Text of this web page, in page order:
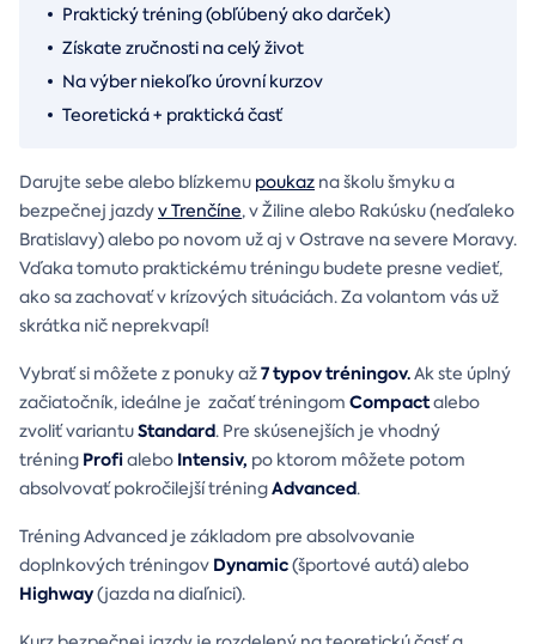
Praktický tréning (obľúbený ako darček)
Získate zručnosti na celý život
Na výber niekoľko úrovní kurzov
Teoretická + praktická časť
Darujte sebe alebo blízkemu poukaz na školu šmyku a
bezpečnej jazdyv Trenčíne, v Žiline alebo Rakúsku (neďaleko
Bratislavy) alebo po novom už aj v Ostrave na severe Moravy.
Vďaka tomuto praktickému tréningu budete presne vedieť,
ako sa zachovať v krízových situáciách. Za volantom vás už
skrátka nič neprekvapí!
Vybrať si môžete z ponuky až7 typov tréningov.Ak ste úplný
začiatočník, ideálne je začať tréningom Compactalebo
zvoliť variantuStandard. Pre skúsenejších je vhodný
tréning Profialebo Intensiv, po ktorom môžete potom
absolvovať pokročilejší tréningAdvanced.
Tréning Advanced je základom pre absolvovanie
doplnkových tréningov Dynamic(športové autá) alebo
Highway(jazda na diaľnici).